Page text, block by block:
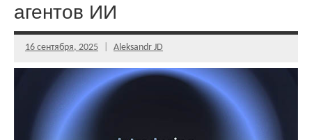
агентов ИИ
16 сентября, 2025 Aleksandr JD